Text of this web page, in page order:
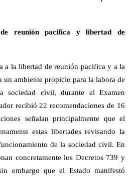
reunión pacifica y libertad de
a la libertad de reunión pacifica y a la
un ambiente propicio para la labora de
sociedad civil, durante el Examen
recibió 22 recomendaciones de 16
señalan principalmente que el
estas libertades revisando la
de la sociedad civil. En
concretamente los Decretos 739 y
embargo que el Estado manifestó